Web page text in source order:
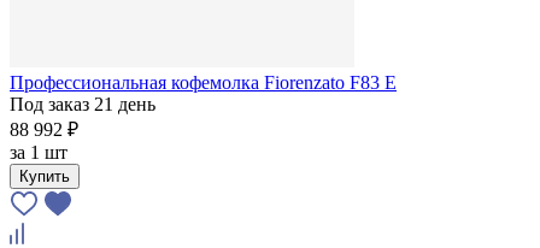
Профессиональная кофемолка Fiorenzato F83 E
Под заказ 21 день
88 992 ₽
за 1 шт
Купить